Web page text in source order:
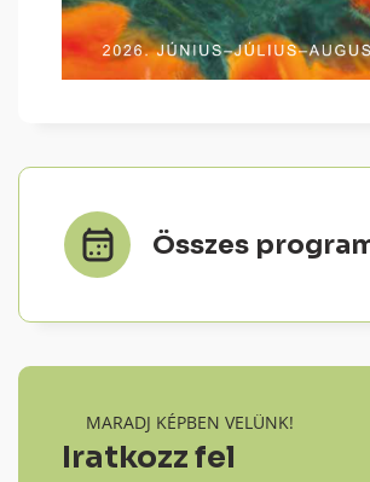
Összes
MARADJ KÉPBEN VELÜNK!
Iratkozz fel